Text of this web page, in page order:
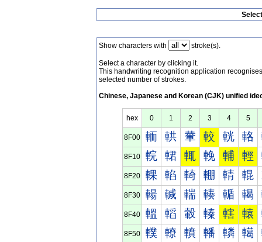
Show characters with stroke(s).
Select a character by clicking it.
This handwriting recognition application
selected number of strokes.
Chinese, Japanese and Korean (CJK) unified
hex 0 1 2 3 4 5
8F00 輀 輁 輂 較 輄 輅
8F10 輐 輑 輒 輓 輔 輕
8F20 輠 輡 輢 輣 輤 輥
8F30 輰 輱 輲 輳 輴 輵
8F40 轀 轁 轂 轃 轄 轅
8F50 轐 轑 轒 轓 轔 轕